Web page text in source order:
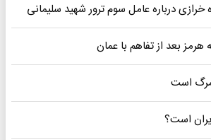
خرازی درباره عامل سوم ترور شهید سلیمانی
بعد از تفاهم با عمان
است
است؟